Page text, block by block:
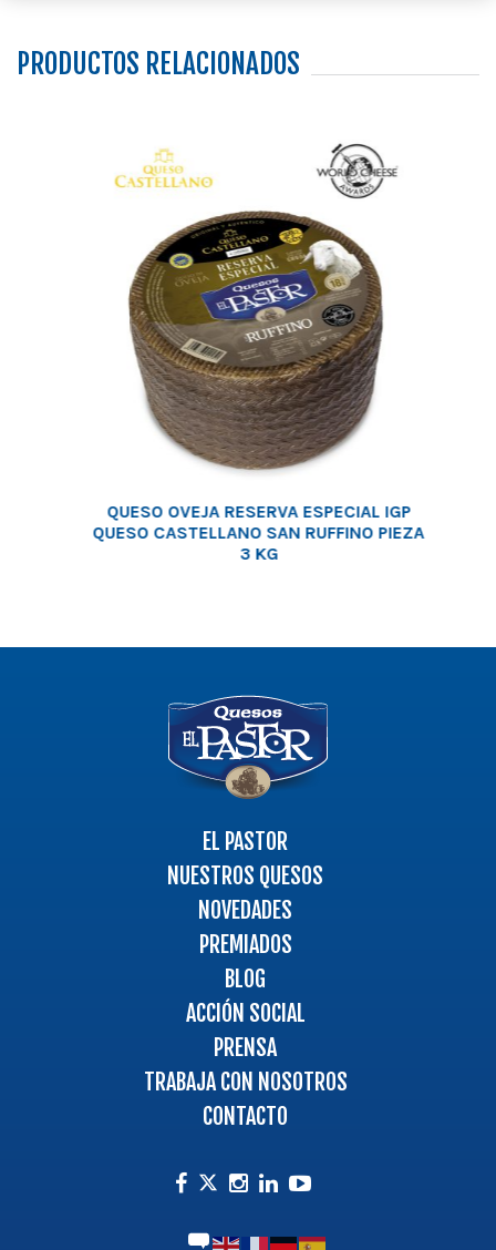
PRODUCTOS RELACIONADOS
QUESO OVEJA RESERVA ESPECIAL IGP
QUESO CASTELLANO SAN RUFFINO PIEZA
3 KG
EL PASTOR
NUESTROS QUESOS
NOVEDADES
PREMIADOS
BLOG
ACCIÓN SOCIAL
PRENSA
TRABAJA CON NOSOTROS
CONTACTO
Facebook
TwitterInstagram
LinkedinYoutube